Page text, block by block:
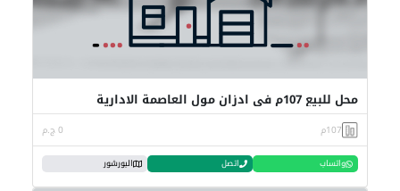
محل للبيع 107م في ادزان مول العاصمة الادارية
107م 0 ج.م
واتساب اتصل البورشور